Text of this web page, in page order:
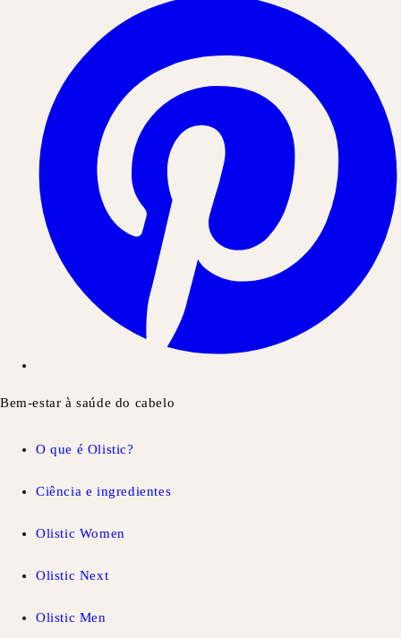
Bem-estar à saúde do cabelo
O que é Olistic?
Ciência e ingredientes
Olistic Women
Olistic Next
Olistic Men